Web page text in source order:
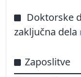
Doktorske
zaključna dela
Zaposlitve